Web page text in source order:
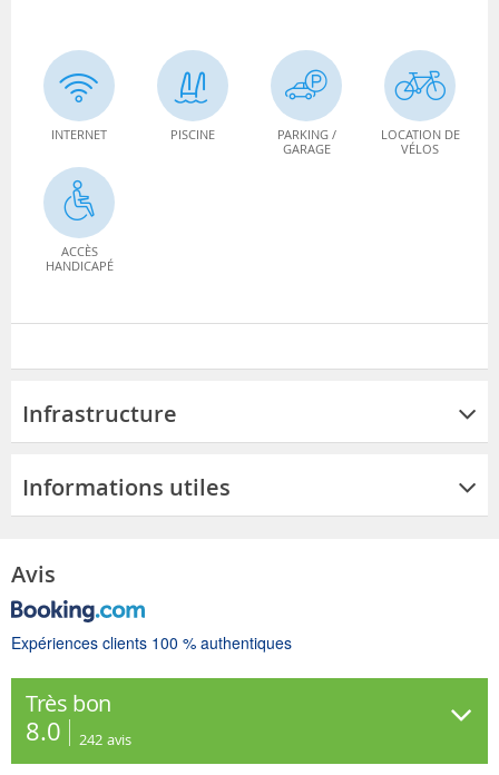
INTERNET PISCINE
PARKING /
GARAGE
LOCATION DE
VÉLOS
ACCÈS
HANDICAPÉ
Infrastructure
Informations utiles
Avis
Expériences clients 100 % authentiques
Très bon
8.0 242 avis